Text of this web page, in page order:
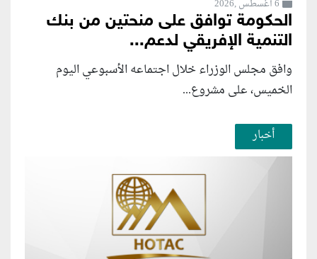
6 أغسطس ,2026
الحكومة توافق على منحتين من بنك
التنمية الإفريقي لدعم...
وافق مجلس الوزراء خلال اجتماعه الأسبوعي اليوم
الخميس، على مشروع...
أخبار